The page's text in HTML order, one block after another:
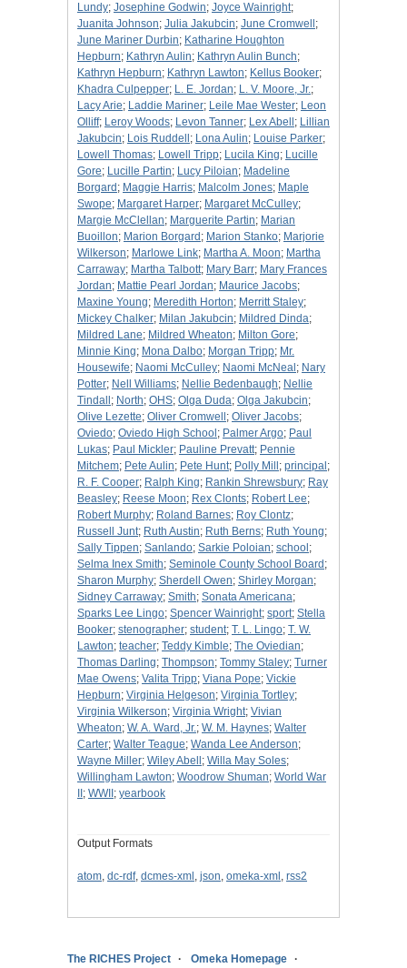
Lundy; Josephine Godwin; Joyce Wainright;
Juanita Johnson; Julia Jakubcin; June Cromwell ;
June Mariner Durbin; Katharine Houghton
Hepburn; Kathryn Aulin; Kathryn Aulin Bunch;
Kathryn Hepburn; Kathryn Lawton; Kellus Booker;
Khadra Culpepper; L. E. Jordan; L. V. Moore, Jr.;
Lacy Arie; Laddie Mariner; Leile Mae Wester; Leon
Olliff; Leroy Woods; Levon Tanner; Lex Abell ; Lillian
Jakubcin; Lois Ruddell ; Lona Aulin; Louise Parker;
Lowell Thomas; Lowell Tripp; Lucila King; Lucille
Gore; Lucille Partin; Lucy Piloian; Madeline
Borgard ; Maggie Harris; Malcolm Jones; Maple
Swope; Margaret Harper; Margaret McCulley;
Margie McClellan; Marguerite Partin; Marian
Buoillon; Marion Borgard ; Marion Stanko; Marjorie
Wilkerson; Marlowe Link; Martha A. Moon; Martha
Carraway; Martha Talbott; Mary Barr; Mary Frances
Jordan; Mattie Pearl Jordan; Maurice Jacobs;
Maxine Young; Meredith Horton; Merritt Staley;
Mickey Chalker; Milan Jakubcin; Mildred Dinda;
Mildred Lane; Mildred Wheaton; Milton Gore;
Minnie King; Mona Dalbo; Morgan Tripp; Mr.
Housewife; Naomi McCulley; Naomi McNeal ; Nary
Potter; Nell Williams; Nellie Bedenbaugh; Nellie
Tindall ; North; OHS; Olga Duda; Olga Jakubcin;
Olive Lezette; Oliver Cromwell ; Oliver Jacobs;
Oviedo; Oviedo High School ; Palmer Argo; Paul
Lukas; Paul Mickler; Pauline Prevatt; Pennie
Mitchem; Pete Aulin; Pete Hunt; Polly Mill ; principal ;
R. F. Cooper; Ralph King; Rankin Shrewsbury; Ray
Beasley; Reese Moon; Rex Clonts; Robert Lee;
Robert Murphy; Roland Barnes; Roy Clontz;
Russell Junt; Ruth Austin; Ruth Berns; Ruth Young;
Sally Tippen; Sanlando; Sarkie Poloian; school ;
Selma Inex Smith; Seminole County School Board ;
Sharon Murphy; Sherdell Owen; Shirley Morgan;
Sidney Carraway; Smith; Sonata Americana;
Sparks Lee Lingo; Spencer Wainright; sport; Stella
Booker; stenographer; student; T. L. Lingo; T. W.
Lawton; teacher; Teddy Kimble; The Oviedian;
Thomas Darling; Thompson; Tommy Staley; Turner
Mae Owens; Valita Tripp; Viana Pope; Vickie
Hepburn; Virginia Helgeson; Virginia Tortley;
Virginia Wilkerson; Virginia Wright; Vivian
Wheaton; W. A. Ward, Jr.; W. M. Haynes; Walter
Carter; Walter Teague; Wanda Lee Anderson;
Wayne Miller; Wiley Abell ; Willa May Soles;
Willingham Lawton; Woodrow Shuman; World War
; WWII ; yearbook
Output Formats
atom, dc-rdf, dcmes-xml , json, omeka-xml , rss2
The RICHES Project Omeka Homepage